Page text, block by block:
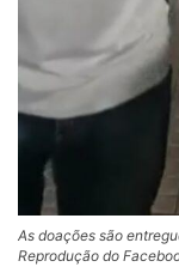
As doações são
Reprodução do